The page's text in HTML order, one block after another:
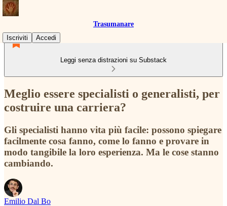
Trasumanare
Iscriviti
Accedi
Leggi senza distrazioni su Substack
Meglio essere specialisti o generalisti, per
costruire una carriera?
Gli specialisti hanno vita più facile: possono spiegare
facilmente cosa fanno, come lo fanno e provare in
modo tangibile la loro esperienza. Ma le cose stanno
cambiando.
Emilio Dal Bo